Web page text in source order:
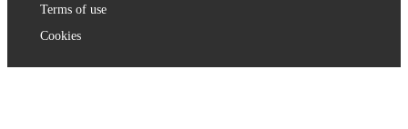
Terms of use
Cookies